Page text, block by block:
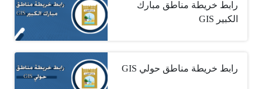
رابط خريطة مناطق مبارك
الكبير ‎ GIS
رابط خريطة مناطق حولي ‎ GIS